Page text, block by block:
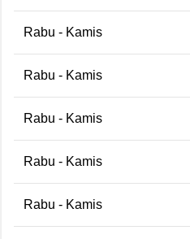
Rabu - Kamis
Rabu - Kamis
Rabu - Kamis
Rabu - Kamis
Rabu - Kamis